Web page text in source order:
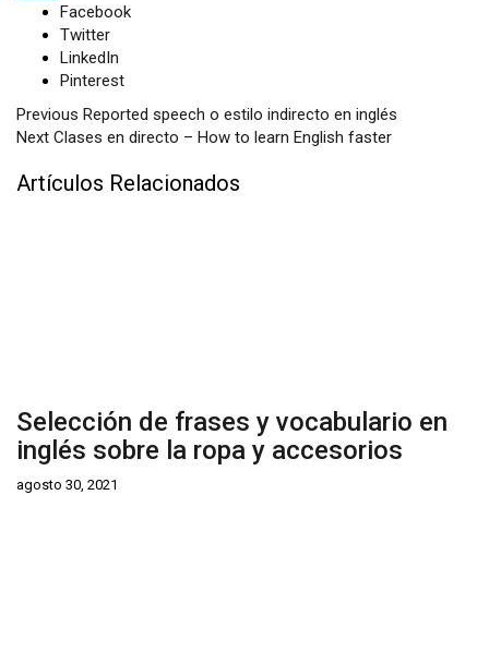
Facebook
Twitter
LinkedIn
Pinterest
Previous Reported speech o estilo indirecto en inglés
Next Clases en directo – How to learn English faster
Artículos Relacionados
Selección de frases y vocabulario en
inglés sobre la ropa y accesorios
agosto 30, 2021